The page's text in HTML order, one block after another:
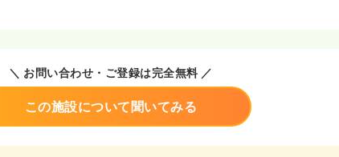
＼ お問い合わせ・ご登録は完全無料 ／
この施設について聞いてみる